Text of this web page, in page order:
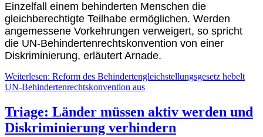
Einzelfall einem behinderten Menschen die
gleichberechtigte Teilhabe ermöglichen. Werden
angemessene Vorkehrungen verweigert, so spricht
die UN-Behindertenrechtskonvention von einer
Diskriminierung, erläutert Arnade.
Weiterlesen: Reform des Behindertengleichstellungsgesetz hebelt
UN-Behindertenrechtskonvention aus
Triage: Länder müssen aktiv werden und
Diskriminierung verhindern